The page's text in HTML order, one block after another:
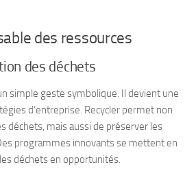
des ressources
des déchets
simple geste symbolique. Il devient une
d’entreprise. Recycler permet non
déchets, mais aussi de préserver les
programmes innovants se mettent en
déchets en opportunités.